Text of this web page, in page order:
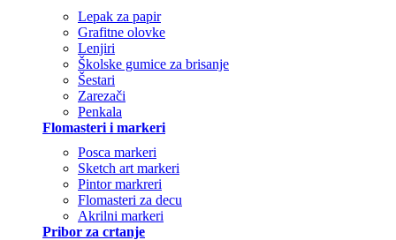
Lepak za papir
Grafitne olovke
Lenjiri
Školske gumice za brisanje
Šestari
Zarezači
Penkala
Flomasteri i markeri
Posca markeri
Sketch art markeri
Pintor markreri
Flomasteri za decu
Akrilni markeri
Pribor za crtanje